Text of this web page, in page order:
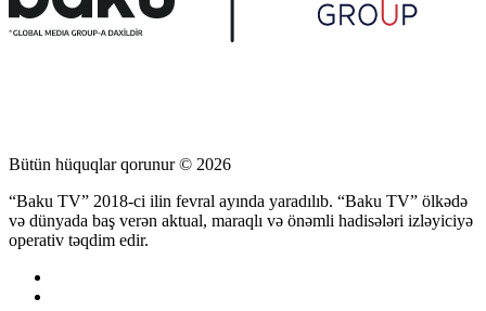
Bütün hüquqlar qorunur © 2026
“Baku TV” 2018-ci ilin fevral ayında yaradılıb. “Baku TV” ölkədə
və dünyada baş verən aktual, maraqlı və önəmli hadisələri izləyiciyə
operativ təqdim edir.